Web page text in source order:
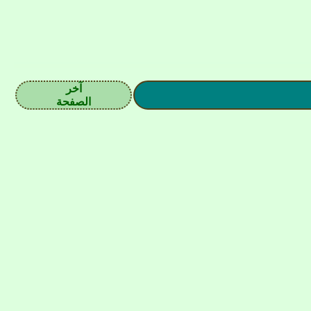
آخر
الصفحة